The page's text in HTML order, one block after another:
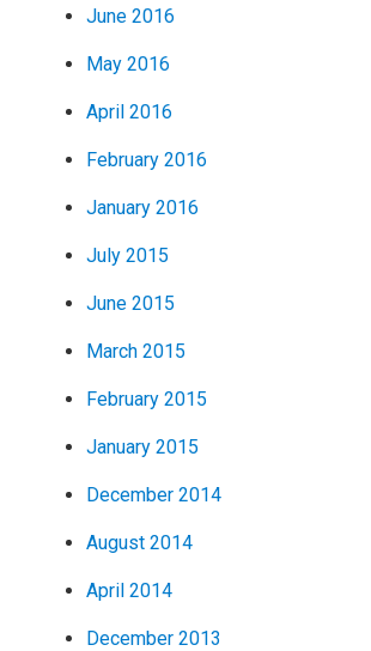
June 2016
May 2016
April 2016
February 2016
January 2016
July 2015
June 2015
March 2015
February 2015
January 2015
December 2014
August 2014
April 2014
December 2013